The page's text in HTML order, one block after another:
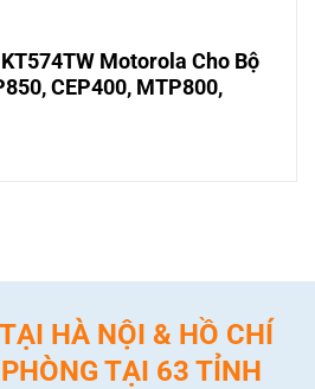
Motorola Cho Bộ
CEP400, MTP800,
HÀ NỘI & HỒ CHÍ
TẠI 63 TỈNH